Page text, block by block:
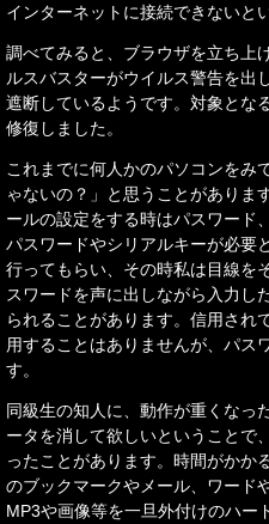
インターネットに接続できないと
調べてみると、ブラウザを立ち上
ルスバスターがウイルス警告を出
遮断しているようです。対象とな
修復しました。
これまでに何人かのパソコンをみ
ゃないの？」と思うことがありま
ールの設定をする時はパスワード
パスワードやシリアルキーが必要
行ってもらい、その時私は目線を
スワードを声に出しながら入力し
られることがあります。信用され
用することはありませんが、パス
す。
同級生の知人に、動作が重くなっ
ータを消して欲しいということで
ったことがあります。時間がかか
のブックマークやメール、ワード
MP3や画像等を一旦外付けのハー